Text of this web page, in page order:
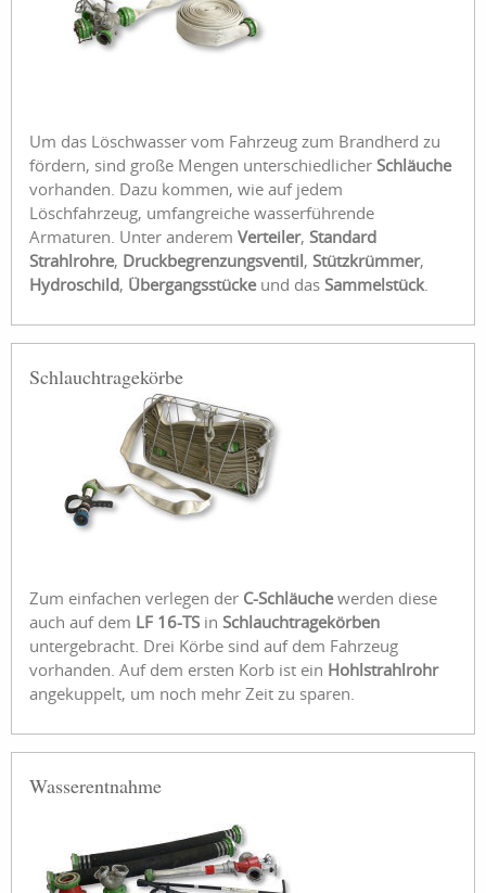
Um das Löschwasser vom Fahrzeug zum Brandherd zu
fördern, sind große Mengen unterschiedlicher Schläuche
vorhanden. Dazu kommen, wie auf jedem
Löschfahrzeug, umfangreiche wasserführende
Armaturen. Unter anderem Verteiler, Standard
Strahlrohre, Druckbegrenzungsventil, Stützkrümmer,
Hydroschild, Übergangsstückeund das Sammelstück.
Schlauchtragekörbe
Zum einfachen verlegen der C-Schläuchewerden diese
auch auf dem LF 16-TS in Schlauchtragekörben
untergebracht. Drei Körbe sind auf dem Fahrzeug
vorhanden. Auf dem ersten Korb ist ein Hohlstrahlrohr
angekuppelt, um noch mehr Zeit zu sparen.
Wasserentnahme